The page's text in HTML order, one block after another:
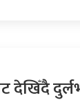
देखिँदै